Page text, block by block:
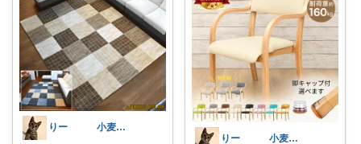
りー 小麦収穫8月中旬まで？
りー 小麦収穫8月中旬まで？